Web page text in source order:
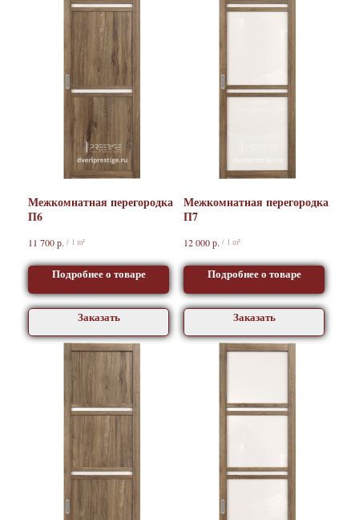
Межкомнатная перегородка
П6
11 700р. / 1 m²
Подробнее о товаре
Заказать
Межкомнатная перегородка
П7
12 000р. / 1 m²
Подробнее о товаре
Заказать